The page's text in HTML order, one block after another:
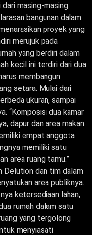
masing-masing
bangunan dalam
proyek yang
merujuk pada
yang berdiri dalam
kecil ini terdiri dari dua
membangun
setara. Mulai dari
ukuran, sampai
“Komposisi dua kamar
dapur dan area makan
empat anggota
memiliki satu
area ruang tamu.”
Delution dan tim dalam
area publiknya.
ketersediaan lahan,
rumah dalam satu
yang tergolong
menyiasati